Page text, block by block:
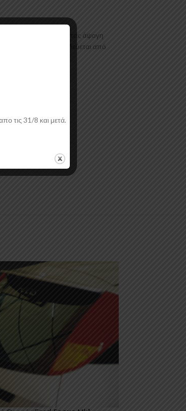
τεχνολογίας έχοντας άψογη
επιφάνεια. Συνοδεύεται από
τις 31/8 και μετά.